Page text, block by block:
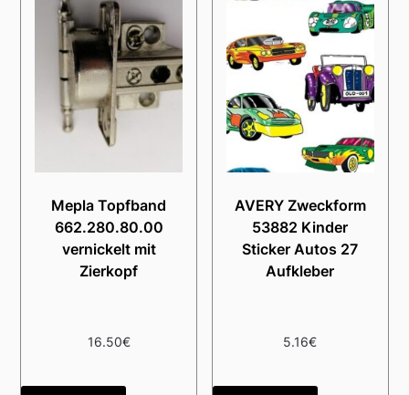
Mepla Topfband
662.280.80.00
vernickelt mit
Zierkopf
16.50€
AVERY Zweckform
53882 Kinder
Sticker Autos 27
Aufkleber
5.16€